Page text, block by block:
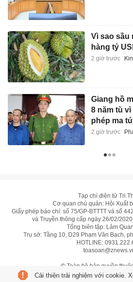
Vì sao sầu
hàng tỷ
2 giờ trước
Giang hồ
8 năm tù
phép ma
2 giờ trước
Tạp chí điện tử Tri
Cơ quan chủ quản: Hội Xuất
Giấy phép báo chí: số 75/GP-BTTTT và số
và Truyền thông cấp ngày 26/02/
Tổng biên tập: Lâm
Trụ sở: Tầng 10, D29 Phạm Văn Bạch,
HOTLINE:
© Toàn bộ bản quyền
Cải thiện trải nghiệm với cookie.